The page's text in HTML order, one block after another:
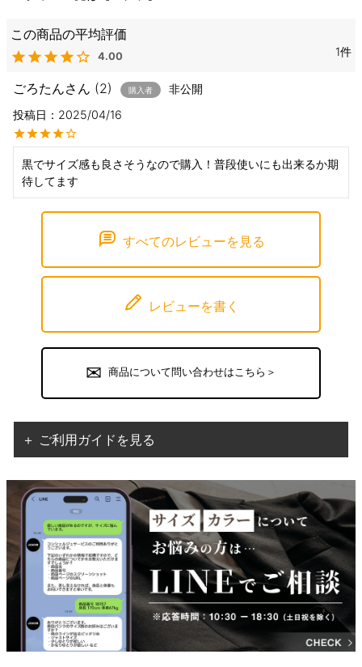
4.00 1
ごろたん 2 購入者
非公開
投稿日
2025/04/16
黒でサイズ感も良さそうなので購入！普段使いにも出来るか期
待してます
すべてのレビューを見る
レビューを書く
商品について問い合わせはこちら＞
＋ ご利用ガイドを見る